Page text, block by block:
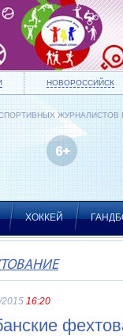
НОВОРОССИЙСК
ЖУРНАЛИСТОВ
ХОККЕЙ
16:20